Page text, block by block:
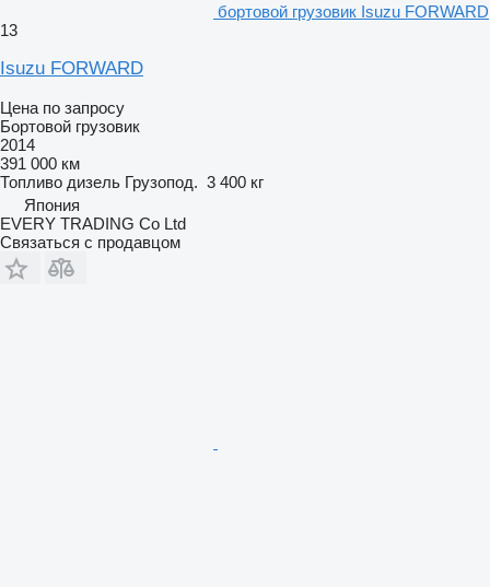
бортовой грузовик Isuzu FORWARD
13
Isuzu FORWARD
Цена по запросу
Бортовой грузовик
2014
391 000 км
Топливо дизель Грузопод. 3 400 кг
Япония
EVERY TRADING Co Ltd
Связаться с продавцом